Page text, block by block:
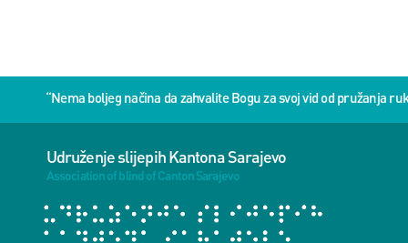
“Nema boljeg načina da zahvalite Bogu za svoj vid od pružanja
Udruženje slijepih Kantona Sarajevo
Association of blind of Canton Sarajevo